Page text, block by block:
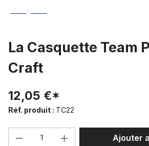
La Casquette Team
Craft
12,05 €*
Réf. produit : TC22
Quantité de produit :Ajouter